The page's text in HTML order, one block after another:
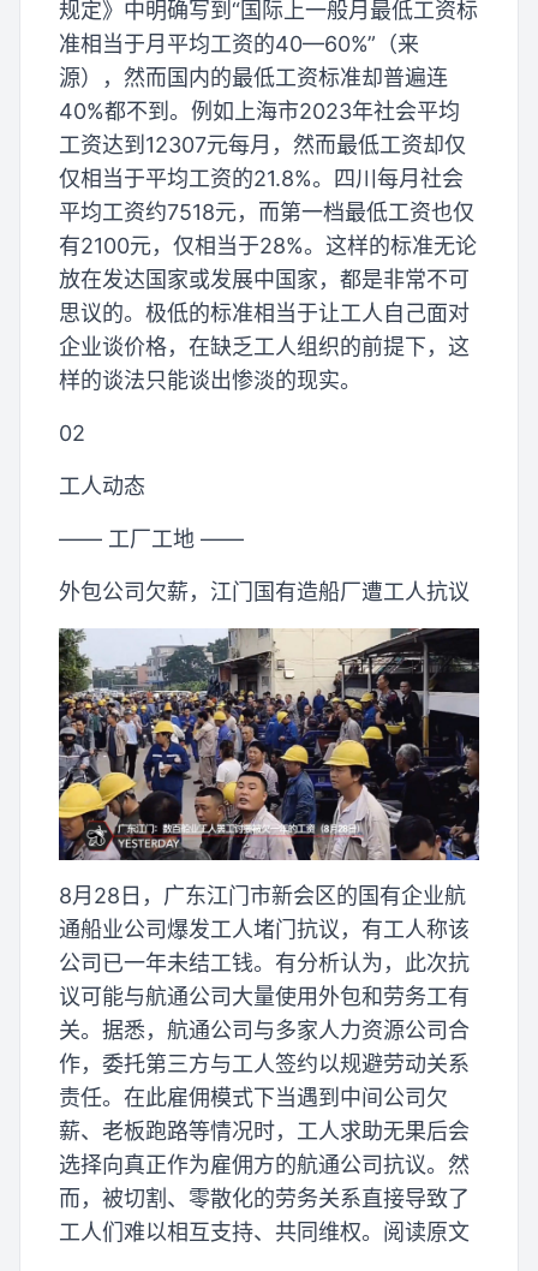
规定》中明确写到“国际上一般月最低工资标
准相当于月平均工资的40—60%”（来
源），然而国内的最低工资标准却普遍连
40%都不到。例如上海市2023年社会平均
工资达到12307元每月，然而最低工资却仅
仅相当于平均工资的21.8%。四川每月社会
平均工资约7518元，而第一档最低工资也仅
有2100元，仅相当于28%。这样的标准无论
放在发达国家或发展中国家，都是非常不可
思议的。极低的标准相当于让工人自己面对
企业谈价格，在缺乏工人组织的前提下，这
样的谈法只能谈出惨淡的现实。
02
工人动态
—— 工厂工地 ——
外包公司欠薪，江门国有造船厂遭工人抗议
8月28日，广东江门市新会区的国有企业航
通船业公司爆发工人堵门抗议，有工人称该
公司已一年未结工钱。有分析认为，此次抗
议可能与航通公司大量使用外包和劳务工有
关。据悉，航通公司与多家人力资源公司合
作，委托第三方与工人签约以规避劳动关系
责任。在此雇佣模式下当遇到中间公司欠
薪、老板跑路等情况时，工人求助无果后会
选择向真正作为雇佣方的航通公司抗议。然
而，被切割、零散化的劳务关系直接导致了
工人们难以相互支持、共同维权。阅读原文